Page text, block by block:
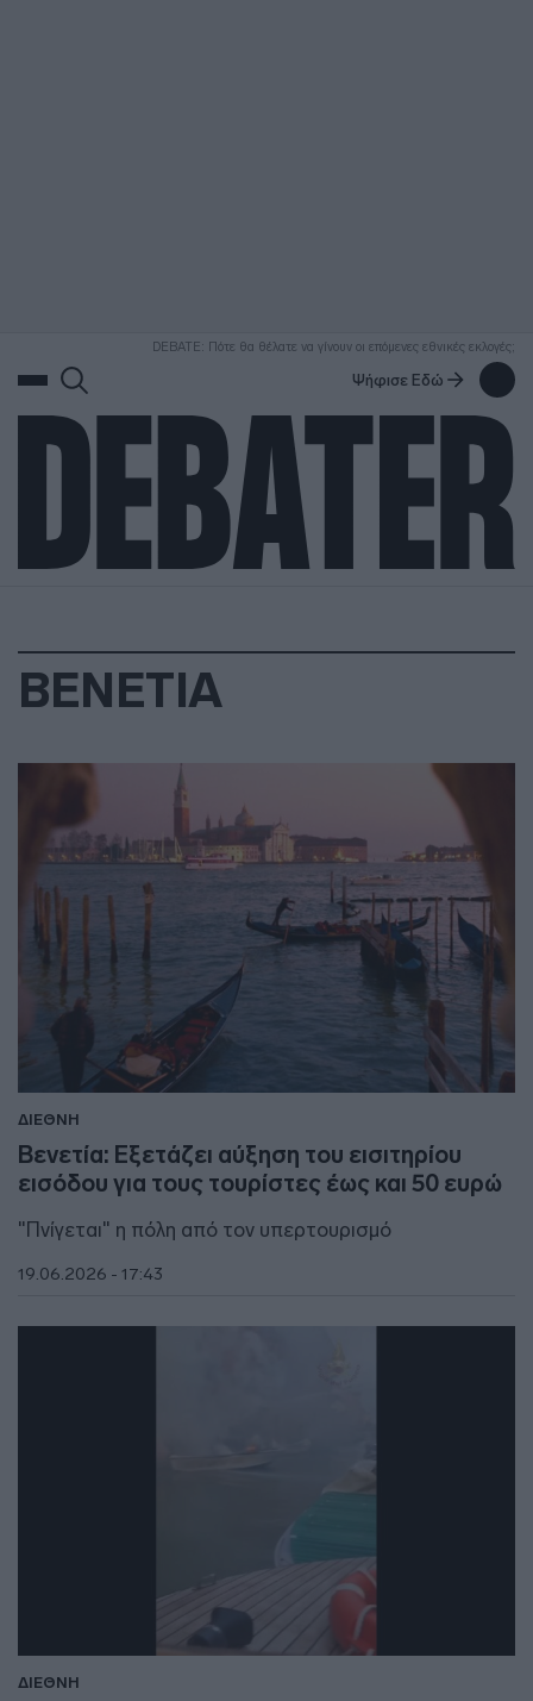
DEBATE: Πότε θα θέλατε να γίνουν οι επόμενες εθνικές εκλογές;
Ψήφισε Εδώ
ΒΕΝΕΤΙΑ
ΔΙΕΘΝΗ
Βενετία: Εξετάζει αύξηση του εισιτηρίου
εισόδου για τους τουρίστες έως και 50 ευρώ
"Πνίγεται" η πόλη από τον υπερτουρισμό
19.06.2026 - 17:43
ΔΙΕΘΝΗ